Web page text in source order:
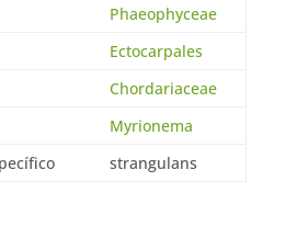
Phaeophyceae
Ectocarpales
Chordariaceae
Myrionema
strangulans